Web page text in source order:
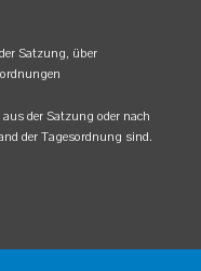
Satzung, über
der Satzung oder nach
der Tagesordnung sind.